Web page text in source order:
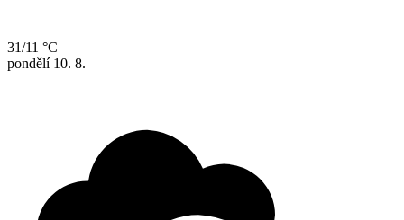
31/11 °C
pondělí 10. 8.